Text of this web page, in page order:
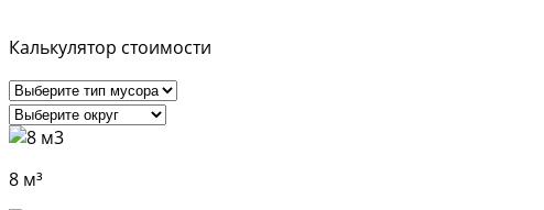
Калькулятор стоимости
8 м³